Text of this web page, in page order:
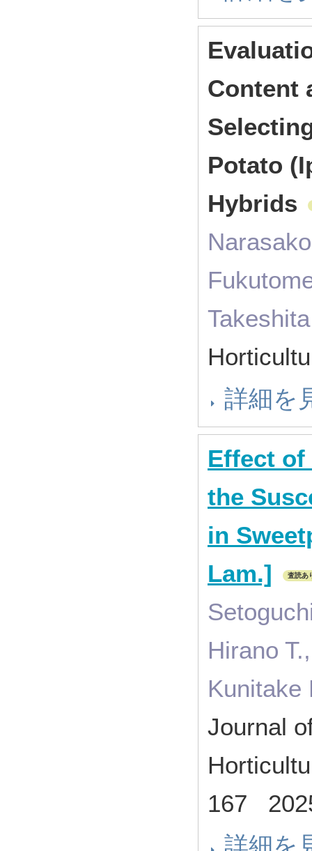
Content
Potato
Hybrids
詳細を
Effect of
the
in
Lam.]
査読あ
Hirano
Kunitake
Journal
167
詳細を